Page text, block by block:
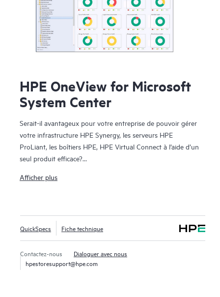
HPE OneView for Microsoft
System Center
Serait-il avantageux pour votre entreprise de pouvoir gérer
votre infrastructure HPE Synergy, les serveurs HPE
ProLiant, les boîtiers HPE, HPE Virtual Connect à l’aide d’un
seul produit efficace?
HPE OneView pour Microsoft System Center permet une
dans Microsoft® System Center. Fournies sous licence avec
HPE Synergy et HPE OneView, ces extensions proposent un
dispositif d’alerte et de suivi complet de la santé de votre
système, des mises à jour des pilotes et des
microprogrammes, et un inventaire détaillé. Grâce à
Afficher plus
QuickSpecs Fiche technique
Contactez-nous
Dialoguer avec nous
hpestoresupport@hpe.com